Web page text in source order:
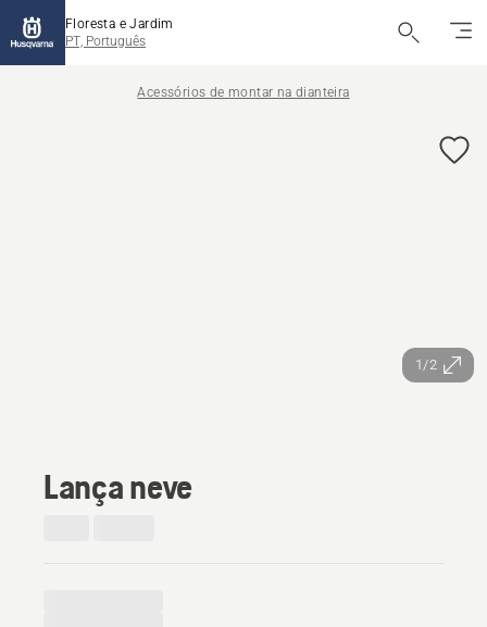
Floresta e Jardim
PT, Português
Acessórios de montar na dianteira
1/2
Lança neve